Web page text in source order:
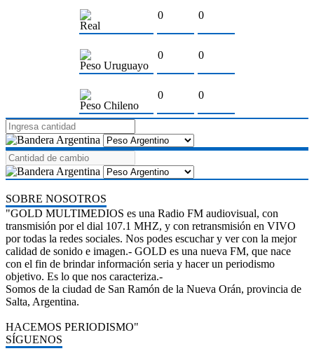
Real
0 0
Peso Uruguayo
0 0
Peso Chileno
0 0
SOBRE NOSOTROS
"GOLD MULTIMEDIOS es una Radio FM audiovisual, con
transmisión por el dial 107.1 MHZ, y con retransmisión en VIVO
por todas la redes sociales. Nos podes escuchar y ver con la mejor
calidad de sonido e imagen.- GOLD es una nueva FM, que nace
con el fin de brindar información seria y hacer un periodismo
objetivo. Es lo que nos caracteriza.-
Somos de la ciudad de San Ramón de la Nueva Orán, provincia de
Salta, Argentina.
HACEMOS PERIODISMO"
SÍGUENOS